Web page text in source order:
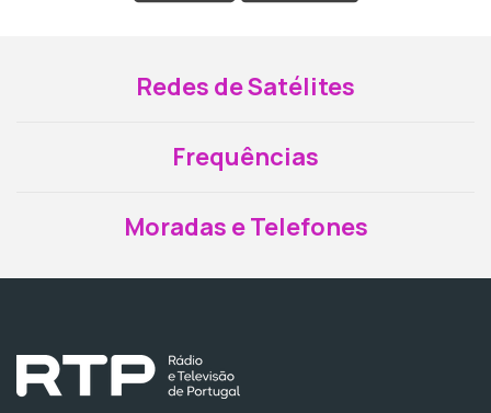
Redes de Satélites
Frequências
Moradas e Telefones